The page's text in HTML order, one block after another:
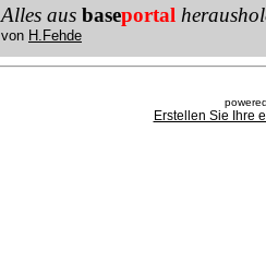
Alles aus baseportal
von H.Fehde
Erstellen Sie Ihre